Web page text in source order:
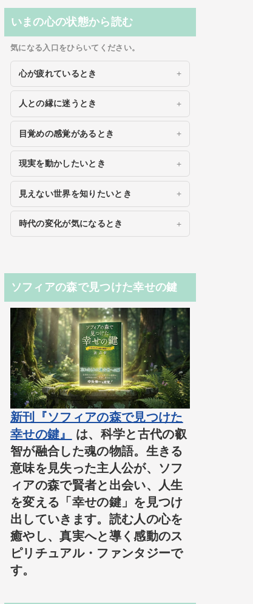
いまの心の状態から読む
気になる入口をひらいてください。
心が疲れているとき
人との縁に迷うとき
目覚めの感覚があるとき
現実を動かしたいとき
見えない世界を知りたいとき
時代の変化が気になるとき
ソフィアの森で見つけた幸せの鍵
新刊『ソフィアの森で見つけた
幸せの鍵』
は、科学と古代の叡
智が融合した魂の物語。生きる
意味を見失った主人公が、ソフ
ィアの森で賢者と出会い、人生
を変える「幸せの鍵」を見つけ
出していきます。読む人の心を
癒やし、真実へと導く感動のス
ピリチュアル・ファンタジーで
す。